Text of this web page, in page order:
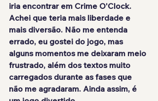
iria encontrar em Crime O'Clock.
Achei que teria mais liberdade e
mais diversão. Não me entenda
errado, eu gostei do jogo, mas
alguns momentos me deixaram meio
frustrado, além dos textos muito
carregados durante as fases que
não me agradaram. Ainda assim, é